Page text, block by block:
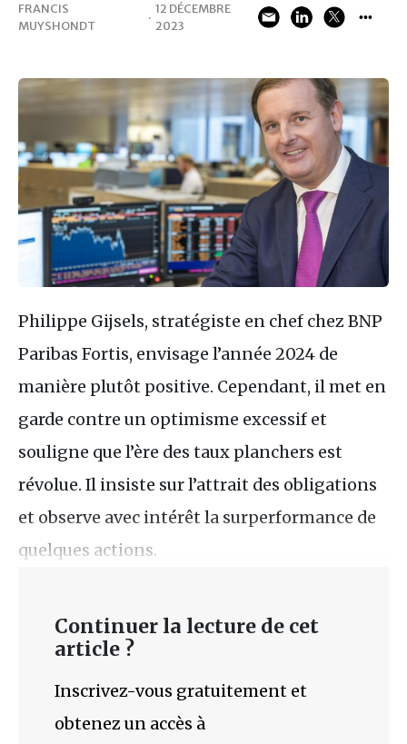
FRANCIS
MUYSHONDT
·
12 DÉCEMBRE
2023
Philippe Gijsels, stratégiste en chef chez BNP
Paribas Fortis, envisage l’année 2024 de
manière plutôt positive. Cependant, il met en
garde contre un optimisme excessif et
souligne que l’ère des taux planchers est
révolue. Il insiste sur l’attrait des obligations
et observe avec intérêt la surperformance de
quelques actions.
Continuer la lecture de cet
article ?
Inscrivez-vous gratuitement et
obtenez un accès à